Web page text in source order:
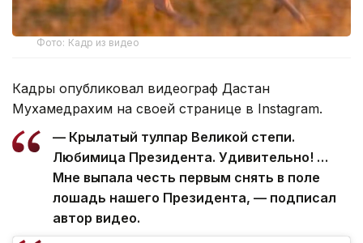
Фото: Кадр из видео
Кадры опубликовал видеограф Дастан
Мухамедрахим на своей странице в Instagram.
— Крылатый тулпар Великой степи.
Любимица Президента. Удивительно! …
Мне выпала честь первым снять в поле
лошадь нашего Президента, — подписал
автор видео.